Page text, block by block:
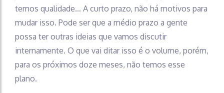
temos qualidade… A curto prazo, não há motivos para
mudar isso. Pode ser que a médio prazo a gente
possa ter outras ideias que vamos discutir
internamente. O que vai ditar isso é o volume, porém,
para os próximos doze meses, não temos esse
plano.